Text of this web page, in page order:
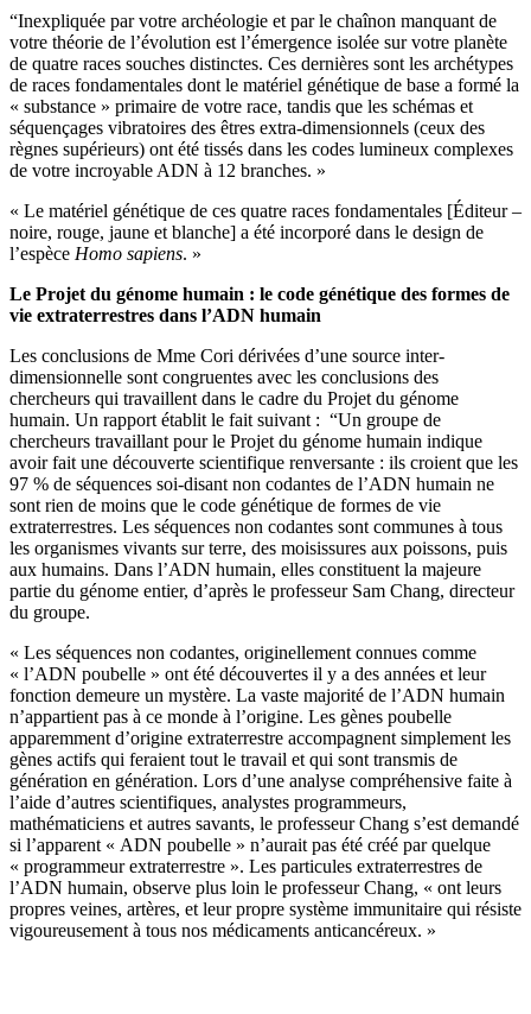
“Inexpliquée par votre archéologie et par le chaînon manquant de
votre théorie de l’évolution est l’émergence isolée sur votre planète
de quatre races souches distinctes. Ces dernières sont les archétypes
de races fondamentales dont le matériel génétique de base a formé la
« substance » primaire de votre race, tandis que les schémas et
séquençages vibratoires des êtres extra-dimensionnels (ceux des
règnes supérieurs) ont été tissés dans les codes lumineux complexes
de votre incroyable ADN à 12 branches. »
« Le matériel génétique de ces quatre races fondamentales [Éditeur –
noire, rouge, jaune et blanche] a été incorporé dans le design de
l’espèce Homo sapiens. »
Le Projet du génome humain : le code génétique des formes de
vie extraterrestres dans l’ADN humain
Les conclusions de Mme Cori dérivées d’une source inter-
dimensionnelle sont congruentes avec les conclusions des
chercheurs qui travaillent dans le cadre du Projet du génome
humain. Un rapport établit le fait suivant : “Un groupe de
chercheurs travaillant pour le Projet du génome humain indique
avoir fait une découverte scientifique renversante : ils croient que les
97 % de séquences soi-disant non codantes de l’ADN humain ne
sont rien de moins que le code génétique de formes de vie
extraterrestres. Les séquences non codantes sont communes à tous
les organismes vivants sur terre, des moisissures aux poissons, puis
aux humains. Dans l’ADN humain, elles constituent la majeure
partie du génome entier, d’après le professeur Sam Chang, directeur
du groupe.
« Les séquences non codantes, originellement connues comme
« l’ADN poubelle » ont été découvertes il y a des années et leur
fonction demeure un mystère. La vaste majorité de l’ADN humain
n’appartient pas à ce monde à l’origine. Les gènes poubelle
apparemment d’origine extraterrestre accompagnent simplement les
gènes actifs qui feraient tout le travail et qui sont transmis de
génération en génération. Lors d’une analyse compréhensive faite à
l’aide d’autres scientifiques, analystes programmeurs,
mathématiciens et autres savants, le professeur Chang s’est demandé
si l’apparent « ADN poubelle » n’aurait pas été créé par quelque
« programmeur extraterrestre ». Les particules extraterrestres de
l’ADN humain, observe plus loin le professeur Chang, « ont leurs
propres veines, artères, et leur propre système immunitaire qui résiste
vigoureusement à tous nos médicaments anticancéreux. »